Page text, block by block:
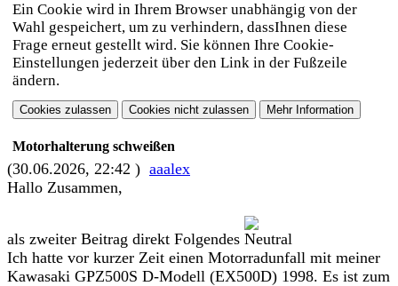
Ein Cookie wird in Ihrem Browser unabhängig von der
Wahl gespeichert, um zu verhindern, dassIhnen diese
Frage erneut gestellt wird. Sie können Ihre Cookie-
Einstellungen jederzeit über den Link in der Fußzeile
ändern.
Motorhalterung schweißen
(30.06.2026, 22:42 ) aaalex
Hallo Zusammen,
als zweiter Beitrag direkt Folgendes
Ich hatte vor kurzer Zeit einen Motorradunfall mit meiner
Kawasaki GPZ500S D-Modell (EX500D) 1998. Es ist zum